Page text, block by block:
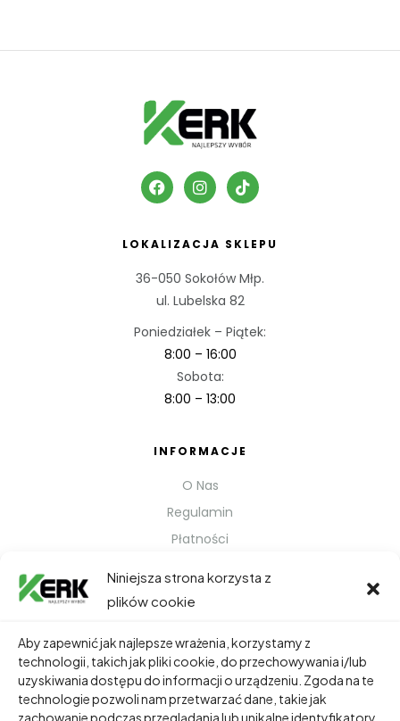
Niniejsza strona korzysta z
plików cookie
Aby zapewnić jak najlepsze wrażenia, korzystamy z
technologii, takich jak pliki cookie, do przechowywania i/lub
uzyskiwania dostępu do informacji o urządzeniu. Zgoda na te
technologie pozwoli nam przetwarzać dane, takie jak
zachowanie podczas przeglądania lub unikalne identyfikatory
LOKALIZACJA SKLEPU
36-050 Sokołów Młp.
ul. Lubelska 82
Poniedziałek – Piątek:
8:00 – 16:00
Sobota:
8:00 – 13:00
INFORMACJE
O Nas
Regulamin
Płatności
Kontakt
TWOJE KONTO
Dane Osobowe